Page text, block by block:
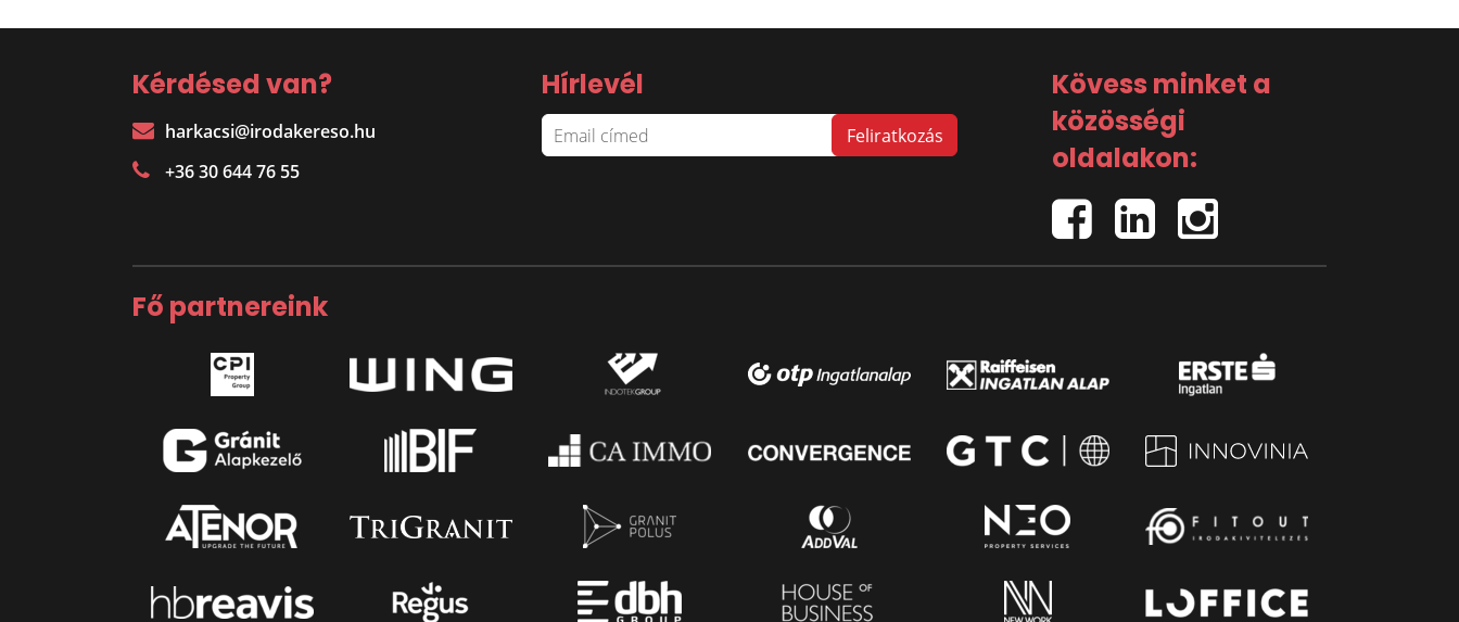
Kérdésed van?
harkacsi@irodakereso.hu
+36 30 644 76 55
Hírlevél
Kövess minket a
közösségi
oldalakon:
Fő partnereink